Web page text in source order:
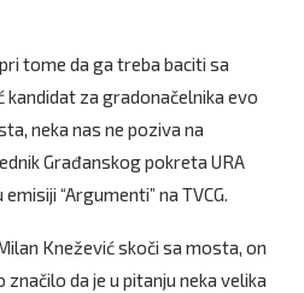
tome da ga treba baciti sa
kandidat za gradonačelnika evo
neka nas ne poziva na
Građanskog pokreta URA
“Argumenti” na TVCG.
Knežević skoči sa mosta, on
da je u pitanju neka velika